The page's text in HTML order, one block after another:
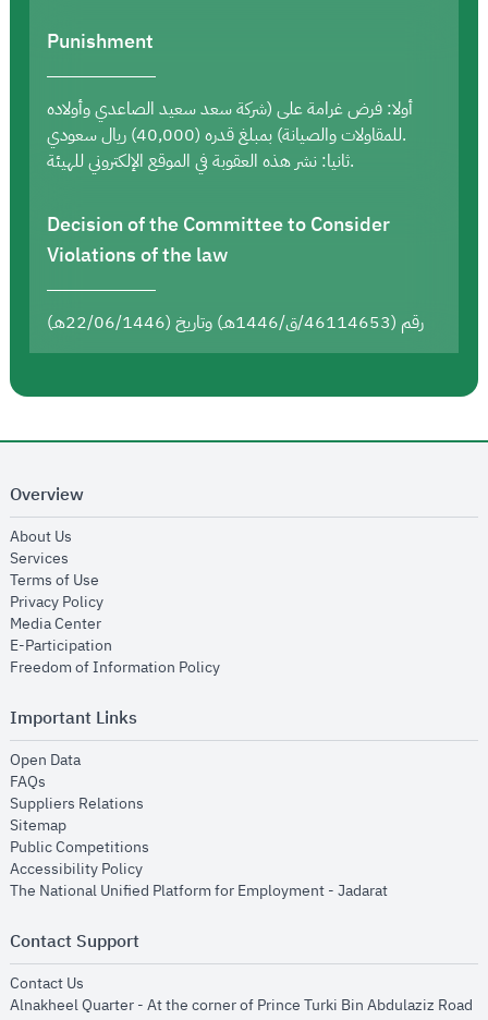
Punishment
أولا: فرض غرامة على (شركة سعد سعيد الصاعدي وأولاده
للمقاولات والصيانة) بمبلغ قدره (40,000) ريال سعودي.
ثانيا: نشر هذه العقوبة في الموقع الإلكتروني للهيئة.
Decision of the Committee to Consider
Violations of the law
رقم (46114653/ق/1446هـ) وتاريخ (22/06/1446هـ)
Overview
About Us
Services
Terms of Use
Privacy Policyopens in new window
Media Centeropens in new window
E-Participation
Freedom of Information Policyopens in new window
Important Links
Open Dataopens in new window
FAQs
Suppliers Relations
Sitemapopens in new window
Public Competitions
Accessibility Policyopens in new window
The National Unified Platform for Employment - Jadaratopens in new
Contact Support
Contact Us
Alnakheel Quarter - At the corner of Prince Turki Bin Abdulaziz Road